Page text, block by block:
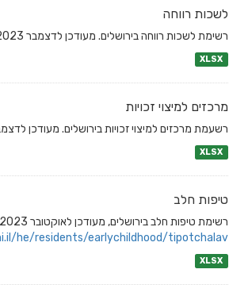
לשכות רווחה
רשימת לשכות רווחה בירושלים. מעודכן לדצמבר 2023.
XLSX
מרכזים למיצוי זכויות
רשעמת מרכזים למיצוי זכויות בירושלים. מעודכן לדצמבר
XLSX
טיפות חלב
רשימת טיפות חלב בירושלים, מעודכן לאוקטובר 2023. מקור המידע:
he/residents/earlychildhood/tipotchalav/
XLSX